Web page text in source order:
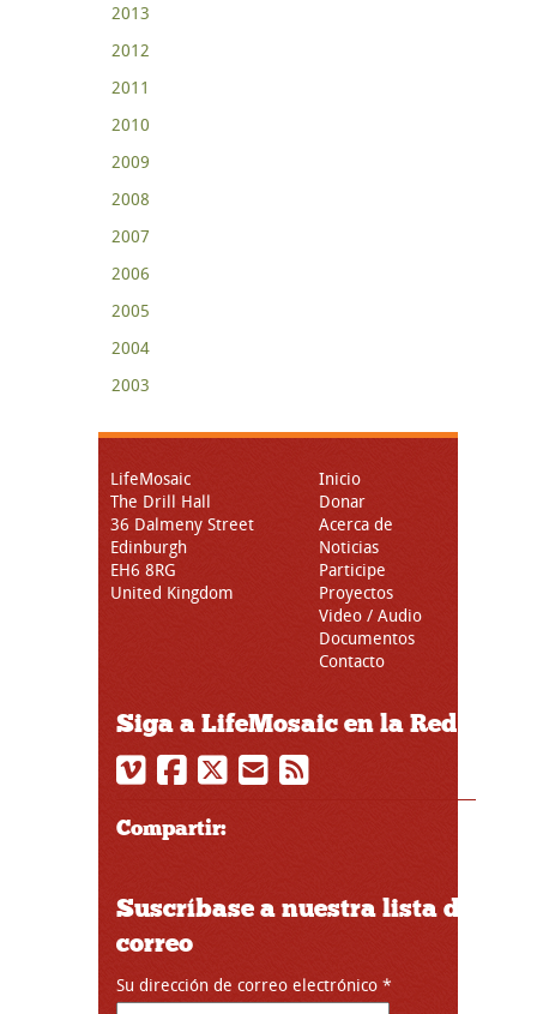
2013
2012
2011
2010
2009
2008
2007
2006
2005
2004
2003
LifeMosaic
The Drill Hall
36 Dalmeny Street
Edinburgh
EH6 8RG
United Kingdom
Inicio
Donar
Acerca de
Noticias
Participe
Proyectos
Video / Audio
Documentos
Contacto
Siga a LifeMosaic en la Red
Compartir:
Suscríbase a nuestra lista de
correo
Su dirección de correo electrónico *